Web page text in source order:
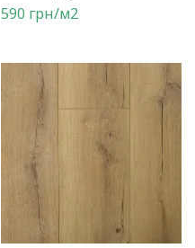
590 грн/м2